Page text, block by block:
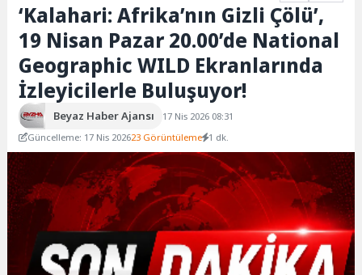
‘Kalahari: Afrika’nın Gizli Çölü’,
19 Nisan Pazar 20.00’de National
Geographic WILD Ekranlarında
İzleyicilerle Buluşuyor!
Beyaz Haber Ajansı
17 Nis 2026 08:31
Güncelleme: 17 Nis 202623 Görüntüleme 1 dk.